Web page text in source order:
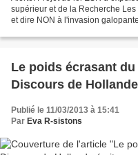
supérieur et de la Recherche
et dire NON à l'invasion
Le poids écrasant
Discours de
Publié le 11/03/2013 à 15:41
Par Eva R-sistons